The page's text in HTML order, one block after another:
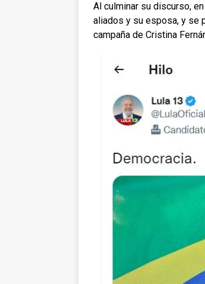
Al culminar su discurso,
aliados y su esposa, y se
campaña de Cristina